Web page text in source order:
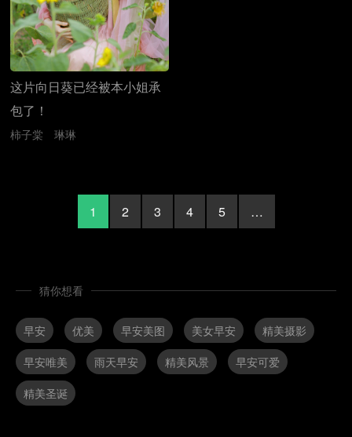
这片向日葵已经被本小姐承
包了！
柿子棠 琳琳
1 2 3 4 5 …
猜你想看
早安 优美 早安美图 美女早安
精美摄影
早安唯美
雨天早安 精美风景
早安可爱
精美圣诞